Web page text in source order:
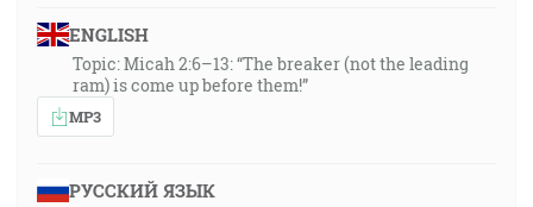
ENGLISH
Topic: Micah 2:6–13: “The breaker (not the leading
ram) is come up before them!”
MP3
РУССКИЙ ЯЗЫК